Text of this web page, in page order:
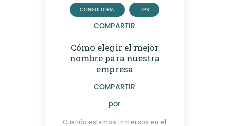
NETWORKING
CONSULTORÍA TIPS
COMPARTIR
Cómo elegir el mejor
nombre para nuestra
empresa
COMPARTIR
por
Cuando estamos inmersos en el